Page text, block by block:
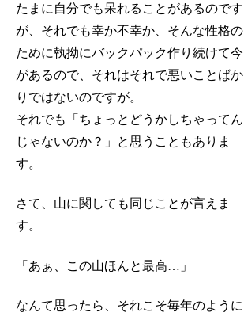
たまに自分でも呆れることがあるのです
が、それでも幸か不幸か、そんな性格の
ために執拗にバックパック作り続けて今
があるので、それはそれで悪いことばか
りではないのですが。
それでも「ちょっとどうかしちゃってん
じゃないのか？」と思うこともありま
す。
さて、山に関しても同じことが言えま
す。
「あぁ、この山ほんと最高…」
なんて思ったら、それこそ毎年のように